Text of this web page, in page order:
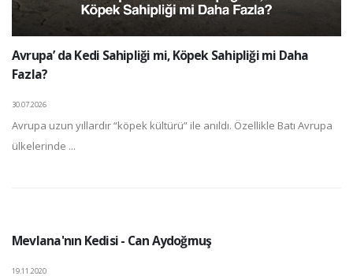
Avrupa’ da Kedi Sahipliği mi, Köpek Sahipliği mi Daha
Fazla?
30.07.2026
Avrupa uzun yıllardır “köpek kültürü” ile anıldı. Özellikle Batı Avrupa
ülkelerinde ...
Mevlana'nın Kedisi - Can Aydoğmuş
19.11.2020